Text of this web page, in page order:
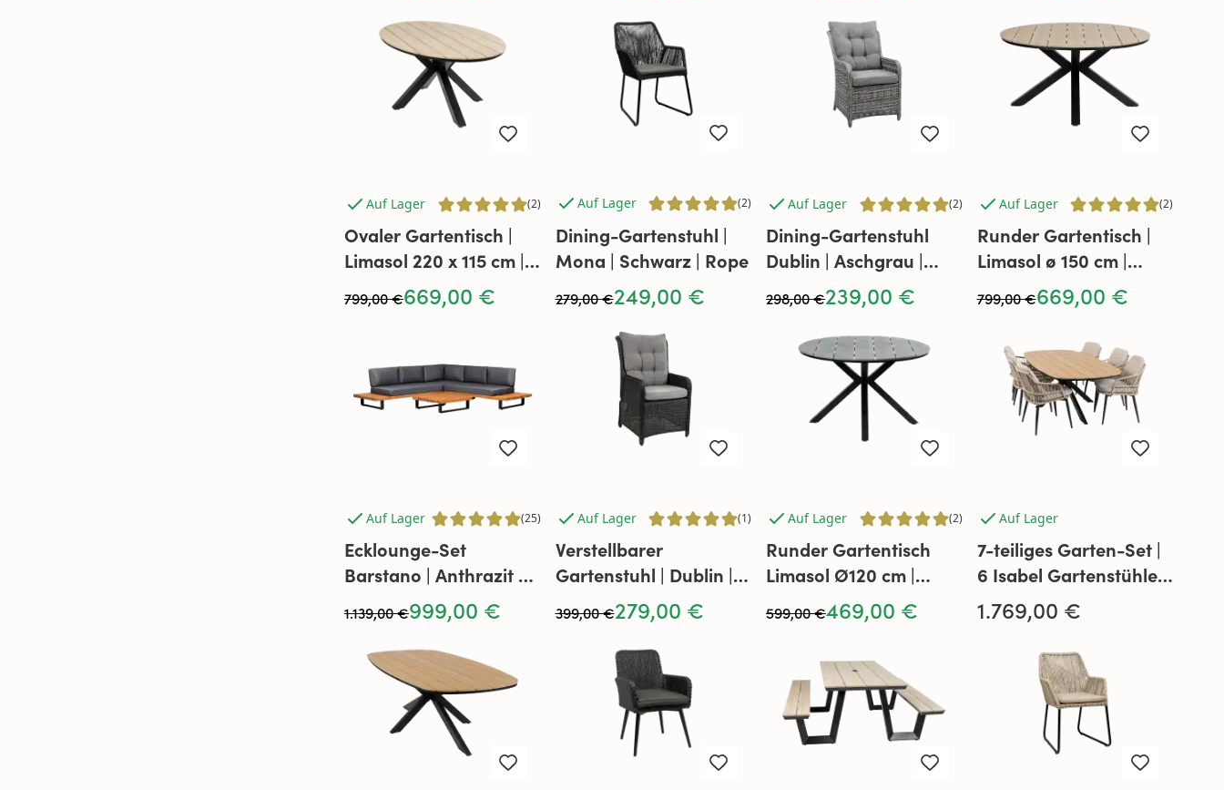
Auf Lager (2)
Ovaler Gartentisch |
Limasol 220 x 115 cm |
Polywood & Aluminium
| Holz
669,00 €
799,00 €
Auf Lager (2)
Dining-Gartenstuhl |
Mona | Schwarz | Rope
249,00 €
279,00 €
Auf Lager (2)
Dining-Gartenstuhl
Dublin | Aschgrau |
239,00 €
298,00 €
Auf Lager (2)
Runder Gartentisch |
Limasol ø 150 cm |
Polywood & Aluminium
| Holz
669,00 €
799,00 €
Auf Lager (25)
Ecklounge-Set
Barstano | Anthrazit &
Grau | Akazienholz und
Aluminium
999,00 €
1.139,00 €
Auf Lager (1)
Verstellbarer
Gartenstuhl | Dublin |
Schwarz | Rattan
279,00 €
399,00 €
Auf Lager (2)
Runder Gartentisch
Limasol Ø120 cm |
Grau | Polywood &
Aluminium
469,00 €
599,00 €
Auf Lager
7-teiliges Garten-Set |
6 Isabel Gartenstühle |
Gartentisch Cadiz 240
x 115 cm | Sand &
Schwarz
1.769,00 €